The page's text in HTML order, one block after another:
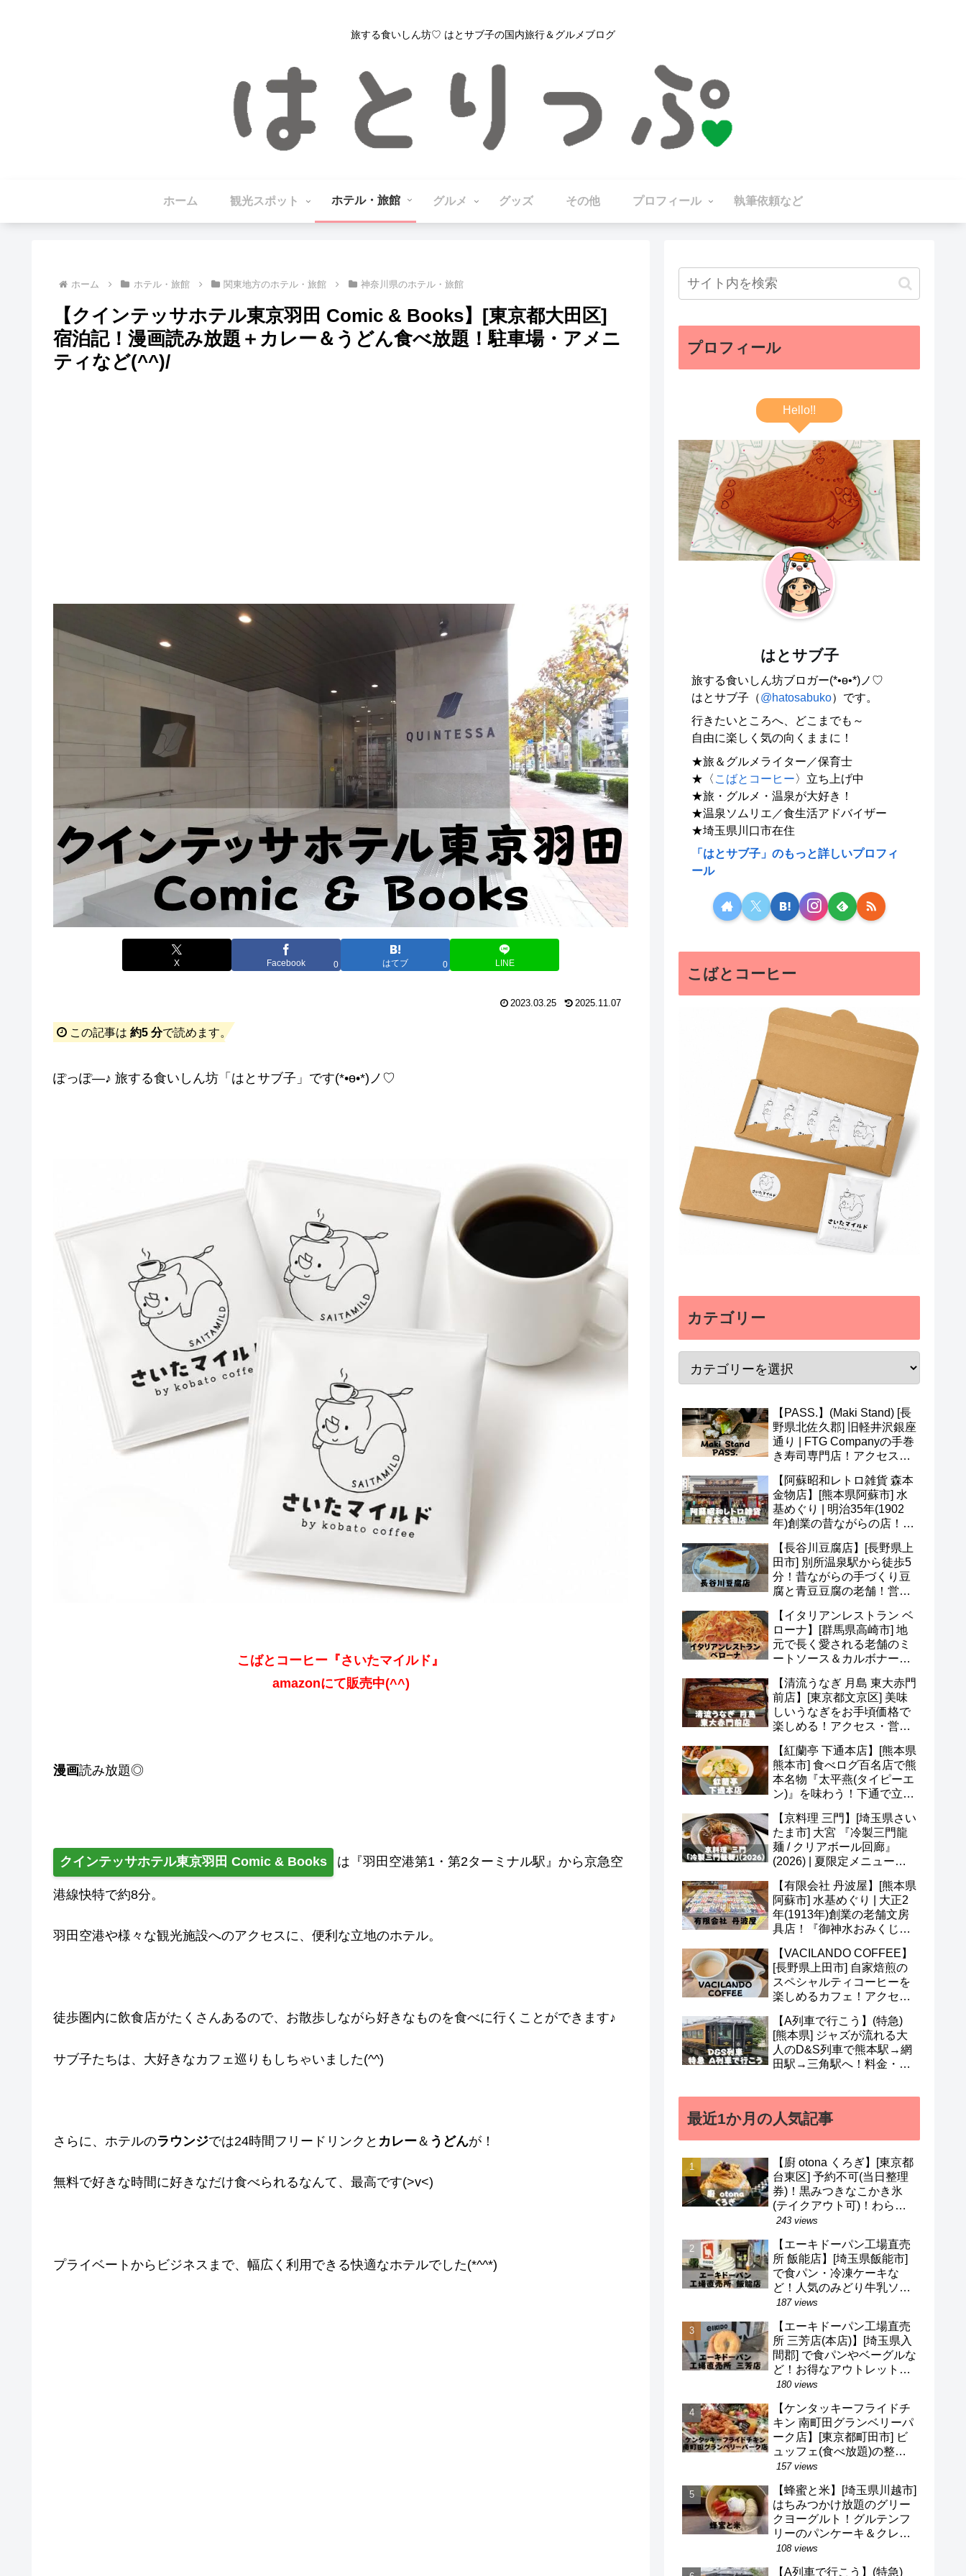
旅する食いしん坊♡ はとサブ子の国内旅行＆グルメブログ
ホーム 観光スポット ホテル・旅館 グルメ グッズ その他 プロフィール 執筆依頼など
ホーム ホテル・旅館 関東地方のホテル・旅館 神奈川県のホテル・旅館
【クインテッサホテル東京羽田 Comic & Books】[東京都大田区]
宿泊記！漫画読み放題＋カレー＆うどん食べ放題！駐車場・アメニ
ティなど(^^)/
X Facebook 0 はてブ 0 LINE
2023.03.25 2025.11.07
この記事は 約5 分で読めます。
ぽっぽ―♪ 旅する食いしん坊「はとサブ子」です(*•ө•*)ノ♡
こばとコーヒー『さいたマイルド』
amazonにて販売中(^^)
漫画読み放題◎
クインテッサホテル東京羽田 Comic & Books は『羽田空港第1・第2ターミナル駅』から京急空
港線快特で約8分。
羽田空港や様々な観光施設へのアクセスに、便利な立地のホテル。
徒歩圏内に飲食店がたくさんあるので、お散歩しながら好きなものを食べに行くことができます♪
サブ子たちは、大好きなカフェ巡りもしちゃいました(^^)
さらに、ホテルのラウンジでは24時間フリードリンクと カレー＆ うどんが！
無料で好きな時間に好きなだけ食べられるなんて、最高です(>v<)
プライベートからビジネスまで、幅広く利用できる快適なホテルでした(*^^*)
プロフィール
Hello!!
はとサブ子
旅する食いしん坊ブロガー(*•ө•*)ノ♡
はとサブ子（@hatosabuko）です。
行きたいところへ、どこまでも～
自由に楽しく気の向くままに！
★旅＆グルメライター／保育士
★〈 こばとコーヒー〉立ち上げ中
★旅・グルメ・温泉が大好き！
★温泉ソムリエ／食生活アドバイザー
★埼玉県川口市在住
「はとサブ子」のもっと詳しいプロフィ
ール
こばとコーヒー
カテゴリー
【PASS.】(Maki Stand) [長
野県北佐久郡] 旧軽井沢銀座
通り | FTG Companyの手巻
き寿司専門店！アクセス・
など(^v^)
【阿蘇昭和レトロ雑貨 森本
金物店】[熊本県阿蘇市] 水
基めぐり | 明治35年(1902
年)創業の昔ながらの店！ア
など(^^)
【長谷川豆腐店】[長野県上
田市] 別所温泉駅から徒歩5
分！昔ながらの手づくり豆
腐と青豆豆腐の老舗！営業
ど(^o^)
【イタリアンレストラン ベ
ローナ】[群馬県高崎市] 地
元で長く愛される老舗のミ
ートソース＆カルボナー
ニュー・予約など(*^^*)
【清流うなぎ 月島 東大赤門
前店】[東京都文京区] 美味
しいうなぎをお手頃価格で
楽しめる！アクセス・営業
予約など(^^)
【紅蘭亭 下通本店】[熊本県
熊本市] 食べログ百名店で熊
本名物『太平燕(タイピーエ
ン)』を味わう！下通で立ち
【京料理 三門】[埼玉県さい
たま市] 大宮 『冷製三門龍
麺 / クリアボール回廊』
(2026) | 夏限定メニュー＆
【有限会社 丹波屋】[熊本県
阿蘇市] 水基めぐり | 大正2
年(1913年)創業の老舗文房
具店！『御神水おみくじ』
など(^^)
【VACILANDO COFFEE】
[長野県上田市] 自家焙煎の
スペシャルティコーヒーを
楽しめるカフェ！アクセ
ニューなど(^v^)
【A列車で行こう】(特急)
[熊本県] ジャズが流れる大
人のD&S列車で熊本駅→網
田駅→三角駅へ！料金・予
最近1か月の人気記事
【廚 otona くろぎ】[東京都
台東区] 予約不可(当日整理
券)！黒みつきなこかき氷
(テイクアウト可)！わらび
餅などのメニューも(^^)/
243 views
【エーキドーパン工場直売
所 飯能店】[埼玉県飯能市]
で食パン・冷凍ケーキな
ど！人気のみどり牛乳ソフ
トクリームも！駐車場・営
187 views
【エーキドーパン工場直売
所 三芳店(本店)】[埼玉県入
間郡] で食パンやベーグルな
ど！お得なアウトレット品
も！駐車場・営業時間・定
180 views
【ケンタッキーフライドチ
キン 南町田グランベリーパ
ーク店】[東京都町田市] ビ
ュッフェ(食べ放題)の整理
券・混雑状況・待ち時間な
157 views
【蜂蜜と米】[埼玉県川越市]
はちみつかけ放題のグリー
クヨーグルト！グルテンフ
リーのパンケーキ＆クレー
プも！営業時間・定休日・
108 views
【A列車で行こう】(特急)